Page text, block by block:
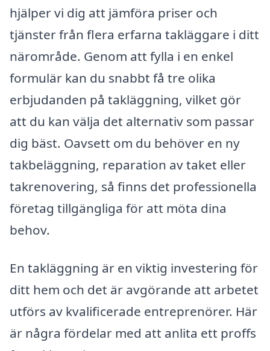
hjälper vi dig att jämföra priser och
tjänster från flera erfarna takläggare i ditt
närområde. Genom att fylla i en enkel
formulär kan du snabbt få tre olika
erbjudanden på takläggning, vilket gör
att du kan välja det alternativ som passar
dig bäst. Oavsett om du behöver en ny
takbeläggning, reparation av taket eller
takrenovering, så finns det professionella
företag tillgängliga för att möta dina
behov.
En takläggning är en viktig investering för
ditt hem och det är avgörande att arbetet
utförs av kvalificerade entreprenörer. Här
är några fördelar med att anlita ett proffs